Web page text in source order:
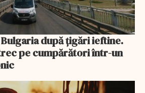
după țigări ieftine.
trec pe cumpărători într-un